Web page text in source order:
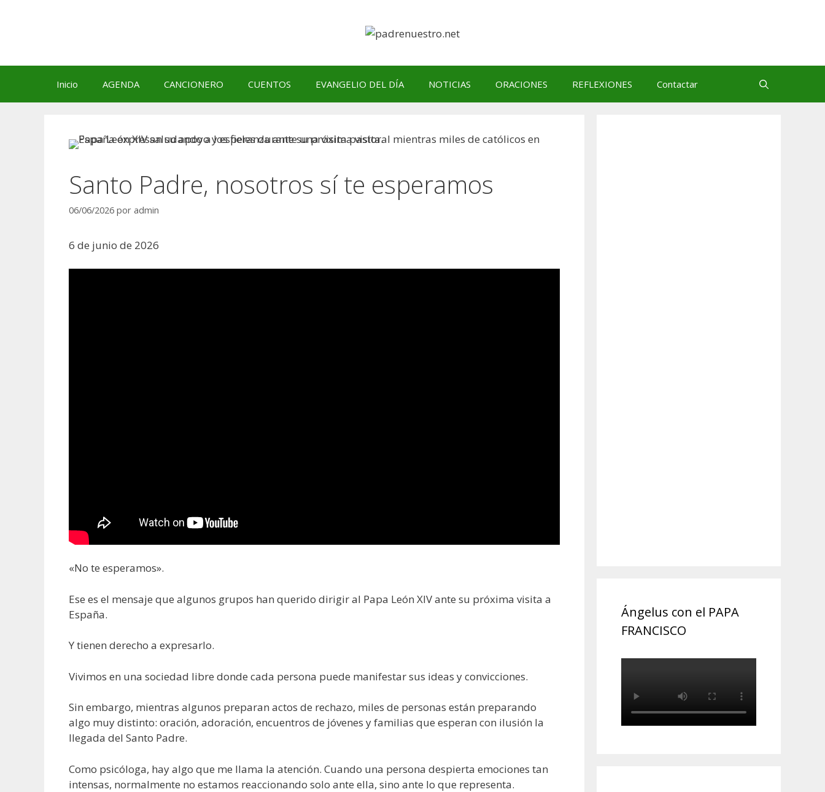
Inicio AGENDA CANCIONERO CUENTOS EVANGELIO DEL DÍA NOTICIAS ORACIONES REFLEXIONES Contactar
Santo Padre, nosotros sí te esperamos
06/06/2026 por admin
6 de junio de 2026
«No te esperamos».
Ese es el mensaje que algunos grupos han querido dirigir al Papa León XIV ante su próxima visita a
España.
Y tienen derecho a expresarlo.
Vivimos en una sociedad libre donde cada persona puede manifestar sus ideas y convicciones.
Sin embargo, mientras algunos preparan actos de rechazo, miles de personas están preparando
algo muy distinto: oración, adoración, encuentros de jóvenes y familias que esperan con ilusión la
llegada del Santo Padre.
Como psicóloga, hay algo que me llama la atención. Cuando una persona despierta emociones tan
intensas, normalmente no estamos reaccionando solo ante ella, sino ante lo que representa.
Ángelus con el PAPA
FRANCISCO